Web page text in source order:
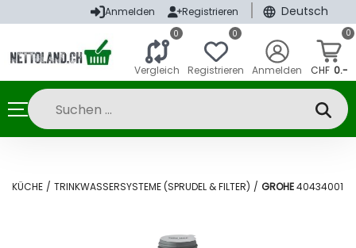
Anmelden Registrieren Deutsch
0
Vergleich
0
Registrieren Anmelden
0
CHF 0.-
KÜCHE / TRINKWASSERSYSTEME (SPRUDEL & FILTER) / GROHE40434001